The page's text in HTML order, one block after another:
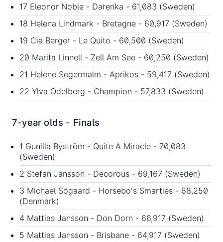
17 Eleonor Noble - Darenka - 61,083 (Sweden)
18 Helena Lindmark - Bretagne - 60,917 (Sweden)
19 Cia Berger - Le Quito - 60,500 (Sweden)
20 Marita Linnell - Zell Am See - 60,250 (Sweden)
21 Helene Segermalm - Aprikos - 59,417 (Sweden)
22 Ylva Odelberg - Champion - 57,833 (Sweden)
7-year olds - Finals
1 Gunilla Byström - Quite A Miracle - 70,083
(Sweden)
2 Stefan Jansson - Decorous - 69,167 (Sweden)
3 Michael Sögaard - Horsebo's Smarties - 68,250
(Denmark)
4 Mattias Jansson - Don Dorn - 66,917 (Sweden)
5 Mattias Jansson - Brisbane - 64,917 (Sweden)